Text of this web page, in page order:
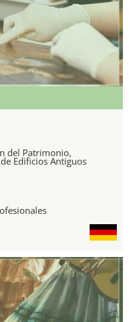
del Patrimonio,
Edificios Antiguos